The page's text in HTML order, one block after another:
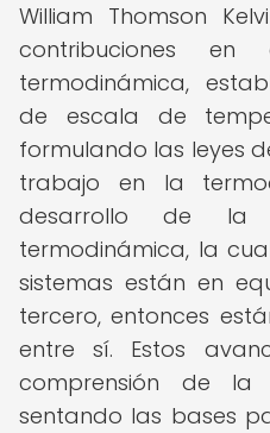
William Thomson
contribuciones
termodinámica,
de escala de
formulando las leyes
trabajo en la
desarrollo de
termodinámica, la
sistemas están en
tercero, entonces
entre sí. Estos
comprensión de
sentando las bases